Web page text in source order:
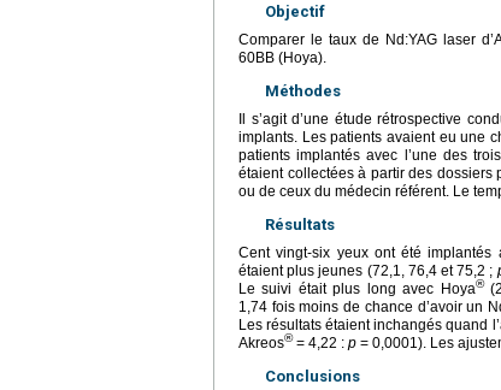
Objectif
Comparer le taux de Nd:YAG laser
60BB (Hoya).
Méthodes
Il s’agit d’une étude rétrospective
implants. Les patients avaient eu une
patients implantés avec l’une des
étaient collectées à partir des dossiers
ou de ceux du médecin référent. Le
Résultats
Cent vingt-six yeux ont été implantés
étaient plus jeunes (72,1, 76,4 et 75,2 ;
Le suivi était plus long avec Hoya®
1,74 fois moins de chance d’avoir un
Les résultats étaient inchangés quand
Akreos® = 4,22 : p = 0,0001). Les
Conclusions